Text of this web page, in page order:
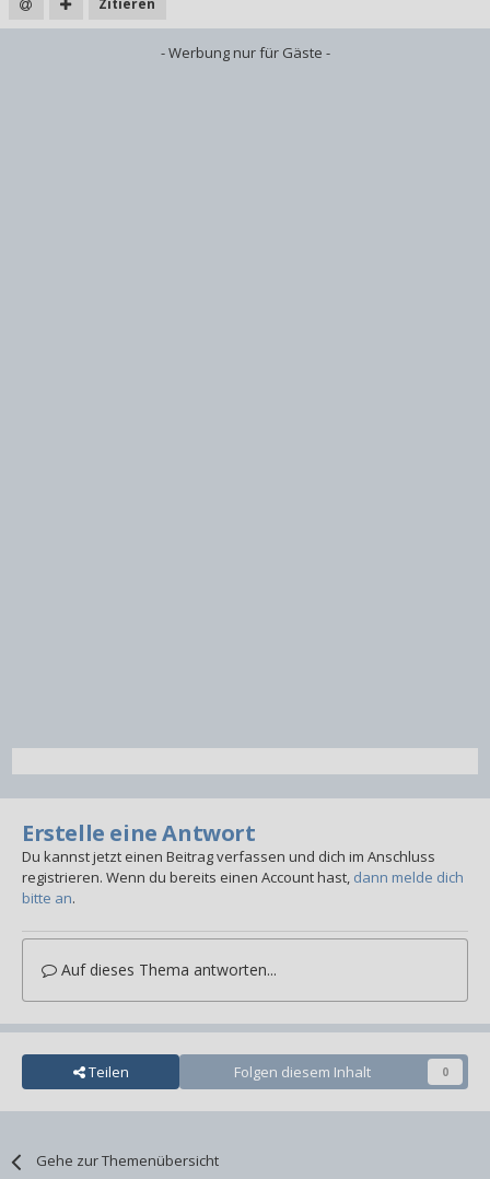
Zitieren
- Werbung nur für Gäste -
Erstelle eine Antwort
Du kannst jetzt einen Beitrag verfassen und dich im Anschluss
registrieren. Wenn du bereits einen Account hast, dann melde dich
bitte an.
Auf dieses Thema antworten...
Teilen Folgen diesem Inhalt 0
Gehe zur Themenübersicht